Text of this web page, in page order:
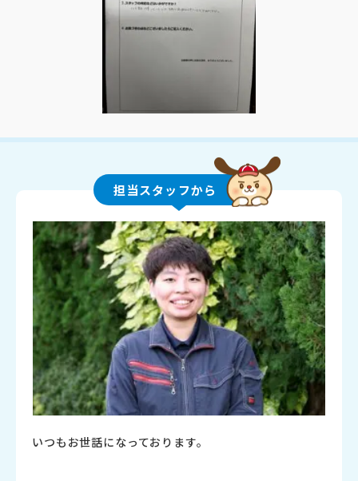
担当スタッフから
いつもお世話になっております。